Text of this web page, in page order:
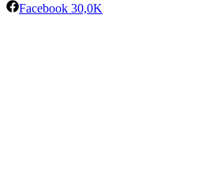
Facebook 30,0K